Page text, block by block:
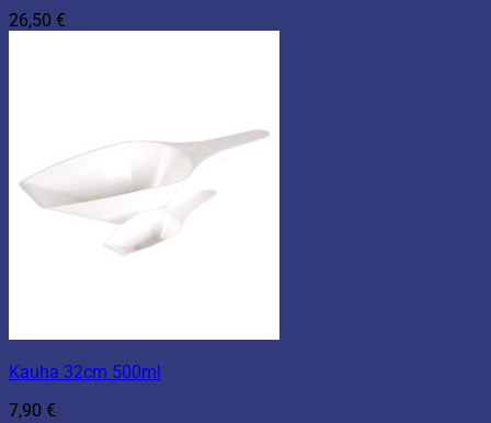
26,50 €
Kauha 32cm 500ml
7,90 €